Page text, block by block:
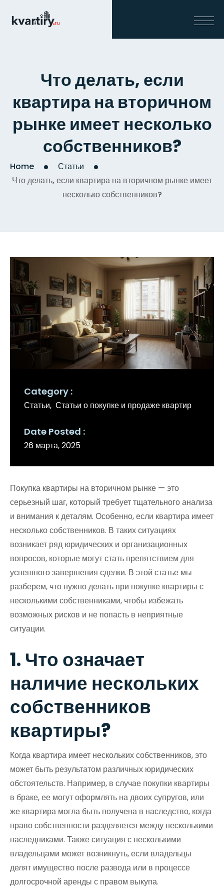
Что делать, если
квартира на вторичном
рынке имеет несколько
собственников?
Home
Статьи
Что делать, если квартира на вторичном рынке имеет
несколько собственников?
Category
Статьи Статьи о покупке и продаже квартир
Date Posted
26 марта, 2025
Покупка квартиры на вторичном рынке — это
серьезный шаг, который требует тщательного анализа
и внимания к деталям. Особенно, если квартира имеет
несколько собственников. В таких ситуациях
возникает ряд юридических и организационных
вопросов, которые могут стать препятствием для
успешного завершения сделки. В этой статье мы
разберем, что нужно делать при покупке квартиры с
несколькими собственниками, чтобы избежать
возможных рисков и не попасть в неприятные
ситуации.
1. Что означает
наличие нескольких
собственников
квартиры?
Когда квартира имеет нескольких собственников, это
может быть результатом различных юридических
обстоятельств. Например, в случае покупки квартиры
в браке, ее могут оформлять на двоих супругов, или
же квартира могла быть получена в наследство, когда
право собственности разделяется между несколькими
наследниками. Также ситуация с несколькими
владельцами может возникнуть, если владельцы
делят имущество после развода или в процессе
долгосрочной аренды с правом выкупа.